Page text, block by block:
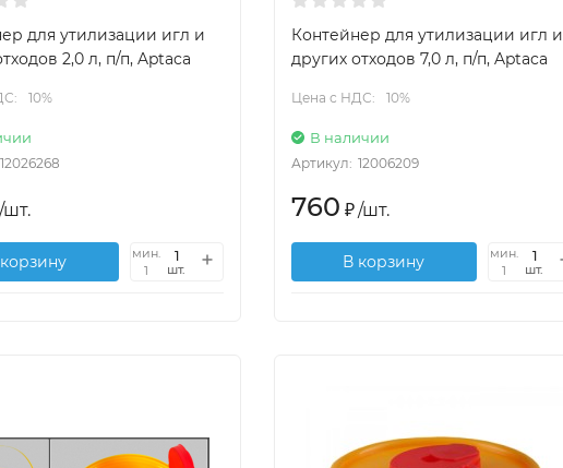
для утилизации игл и
2,0 л, п/п, Aptaca
10%
12026268
/шт.
мин.
1
шт.
Контейнер для утилизации игл и
других отходов 7,0 л, п/п, Aptaca
Цена с НДС: 10%
В наличии
Артикул: 12006209
760 ₽/шт.
В корзину
мин.
1
шт.